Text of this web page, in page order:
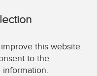
this website.
to the